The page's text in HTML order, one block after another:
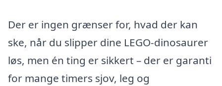
Der er ingen grænser for, hvad der kan
ske, når du slipper dine LEGO-dinosaurer
løs, men én ting er sikkert – der er garanti
for mange timers sjov, leg og